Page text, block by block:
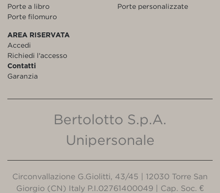
Porte a libro
Porte filomuro
Porte personalizzate
AREA RISERVATA
Accedi
Richiedi l'accesso
Contatti
Garanzia
Bertolotto S.p.A.
Unipersonale
Circonvallazione G.Giolitti, 43/45 | 12030 Torre San
Giorgio (CN) Italy P.I.02761400049 | Cap. Soc. €